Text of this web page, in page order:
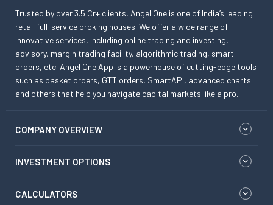
Trusted by over 3.5 Cr+ clients, Angel One is one of India’s leading
retail full-service broking houses. We offer a wide range of
innovative services, including online trading and investing,
advisory, margin trading facility, algorithmic trading, smart
orders, etc. Angel One App is a powerhouse of cutting-edge tools
such as basket orders, GTT orders, SmartAPI, advanced charts
and others that help you navigate capital markets like a pro.
COMPANY OVERVIEW
INVESTMENT OPTIONS
CALCULATORS